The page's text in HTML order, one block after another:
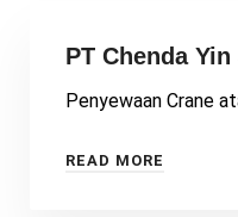
PT Chenda Yin
Penyewaan Crane
READ MORE